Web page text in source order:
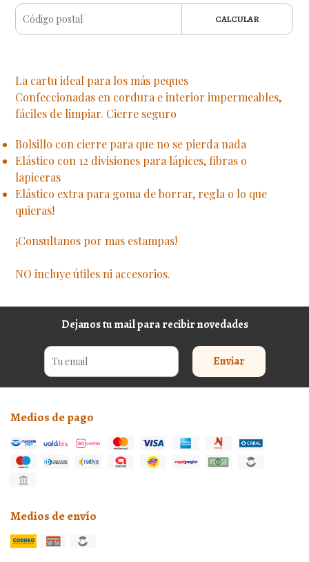
CALCULAR
La cartu ideal para los más peques
Confeccionadas en cordura e interior impermeables,
fáciles de limpiar. Cierre seguro
Bolsillo con cierre para que no se pierda nada
Elástico con 12 divisiones para lápices, fibras o
lapiceras
Elástico extra para goma de borrar, regla o lo que
quieras!
¡Consultanos por mas estampas!
NO incluye útiles ni accesorios.
Dejanos tu mail para recibir novedades
Enviar
Medios de pago
Medios de envío